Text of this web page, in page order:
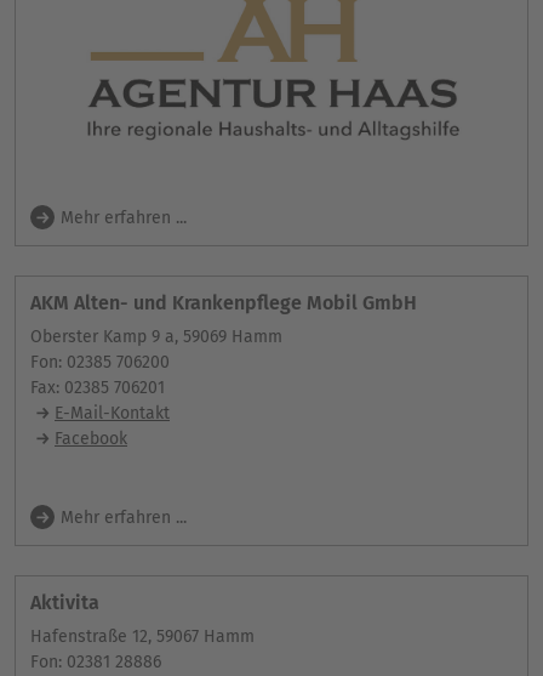
Mehr erfahren ...
AKM Alten- und Krankenpflege Mobil GmbH
Oberster Kamp 9 a, 59069 Hamm
Fon: 02385 706200
Fax: 02385 706201
E-Mail-Kontakt
Facebook
Mehr erfahren ...
Aktivita
Hafenstraße 12, 59067 Hamm
Fon: 02381 28886